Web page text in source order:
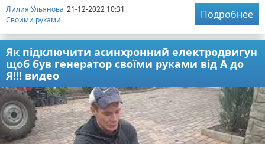
Лилия Ульянова 21-12-2022 10:31
Своими руками
Подробнее
Як підключити асинхронний електродвигун
щоб був генератор своїми руками від А до
Я!!! видео